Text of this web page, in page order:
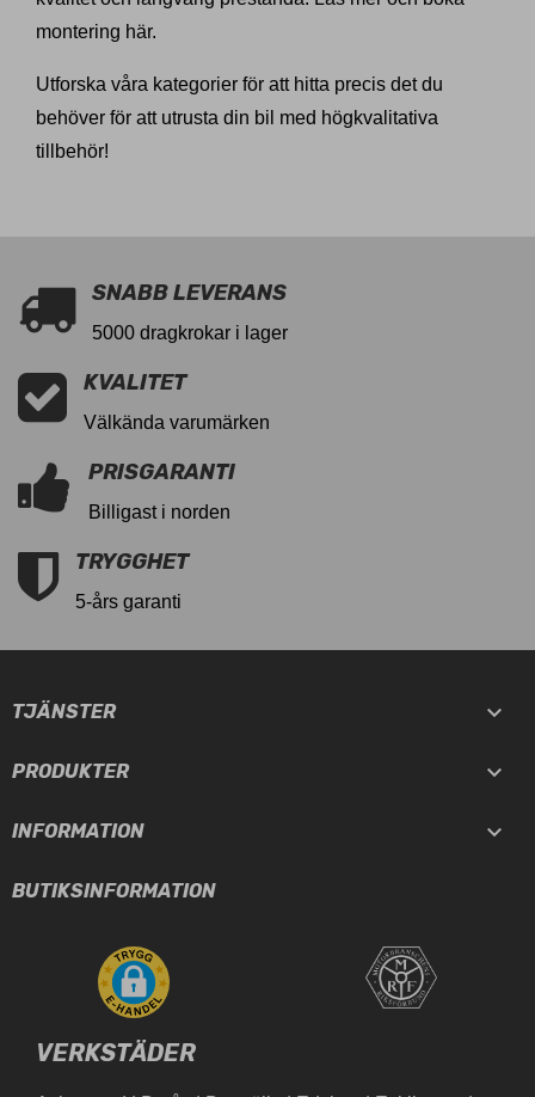
montering här.
Utforska våra kategorier för att hitta precis det du
behöver för att utrusta din bil med högkvalitativa
tillbehör!
SNABB LEVERANS
5000 dragkrokar i lager
KVALITET
Välkända varumärken
PRISGARANTI
Billigast i norden
TRYGGHET
5-års garanti
TJÄNSTER 
PRODUKTER 
INFORMATION 
BUTIKSINFORMATION
VERKSTÄDER